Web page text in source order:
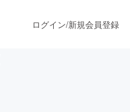
ログイン/新規会員登録